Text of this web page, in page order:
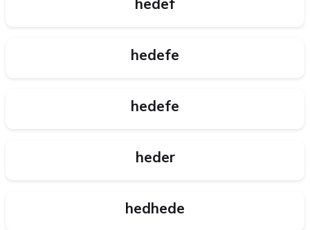
hedef
hedefe
hedefe
heder
hedhede